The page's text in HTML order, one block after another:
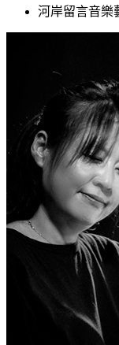
河岸留言音樂